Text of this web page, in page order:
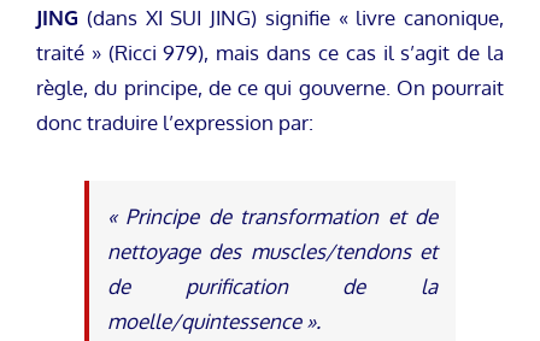
JING (dans XI SUI JING) signifie « livre canonique,
traité » (Ricci 979), mais dans ce cas il s’agit de la
règle, du principe, de ce qui gouverne. On pourrait
donc traduire l’expression par:
« Principe de transformation et de
nettoyage des muscles/tendons et
de purification de la
moelle/quintessence ».